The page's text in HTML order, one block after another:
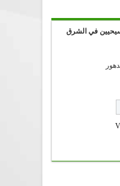
في الشرق